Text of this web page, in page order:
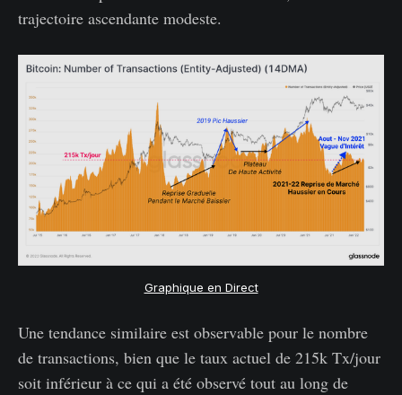
trajectoire ascendante modeste.
Graphique en Direct
Une tendance similaire est observable pour le nombre
de transactions, bien que le taux actuel de 215k Tx/jour
soit inférieur à ce qui a été observé tout au long de